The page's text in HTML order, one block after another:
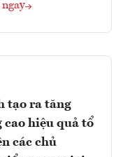
tạo ra tăng
hiệu quả tổ
các chủ